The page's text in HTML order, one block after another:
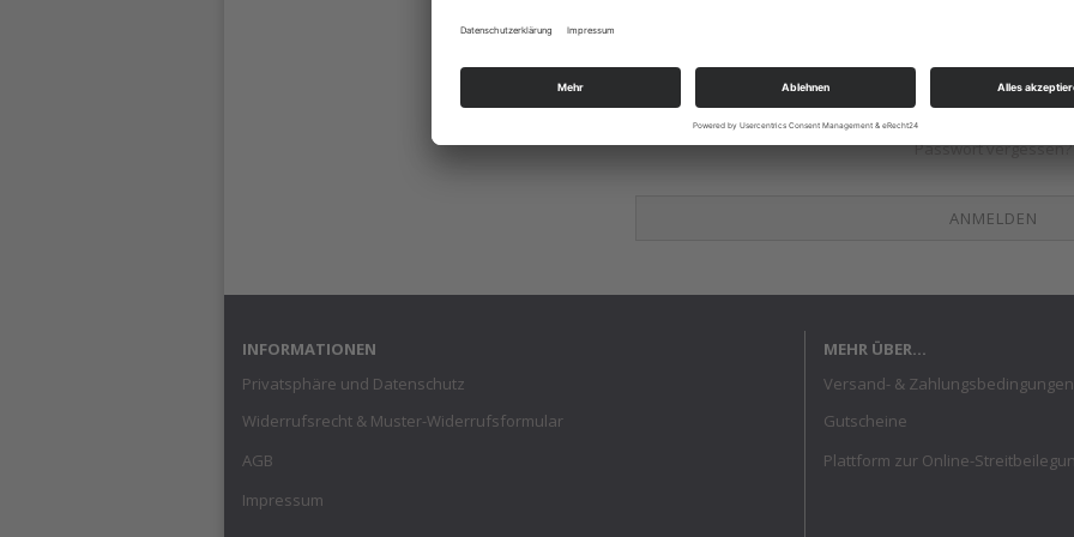
Passwort vergessen?
INFORMATIONEN
Privatsphäre und Datenschutz
Widerrufsrecht & Muster-Widerrufsformular
AGB
Impressum
MEHR ÜBER...
Versand- & Zahlungsbedingungen
Gutscheine
Plattform zur Online-